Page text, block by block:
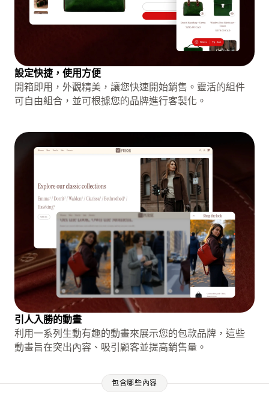
設定快捷，使用方便
開箱即用，外觀精美，讓您快速開始銷售。靈活的組件
可自由組合，並可根據您的品牌進行客製化。
引人入勝的動畫
利用一系列生動有趣的動畫來展示您的包款品牌，這些
動畫旨在突出內容、吸引顧客並提高銷售量。
包含哪些內容